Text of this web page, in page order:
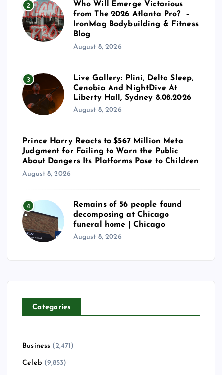
2
Who Will Emerge Victorious
from The 2026 Atlanta Pro? –
IronMag Bodybuilding & Fitness
Blog
August 8, 2026
3
Live Gallery: Plini, Delta Sleep,
Cenobia And NightDive At
Liberty Hall, Sydney 8.08.2026
August 8, 2026
Prince Harry Reacts to $567 Million Meta
Judgment for Failing to Warn the Public
About Dangers Its Platforms Pose to Children
August 8, 2026
4
Remains of 56 people found
decomposing at Chicago
funeral home | Chicago
August 8, 2026
Categories
Business (2,471)
Celeb (9,853)